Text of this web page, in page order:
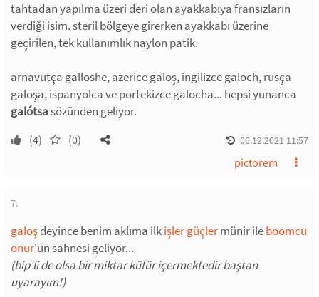
tahtadan yapılma üzeri deri olan ayakkabıya fransızların
verdiği isim. steril bölgeye girerken ayakkabı üzerine
geçirilen, tek kullanımlık naylon patik.
arnavutça galloshe, azerice galoş, ingilizce galoch, rusça
galoşa, ispanyolca ve portekizce galocha... hepsi yunanca
galótsasözünden geliyor.
(4) (0) 06.12.2021 11:57
pictorem
7.
galoşdeyince benim aklıma ilkişler güçlermünir ileboomcu
onur'un sahnesi geliyor...
(bip'li de olsa bir miktar küfür içermektedir baştan
uyarayım!)